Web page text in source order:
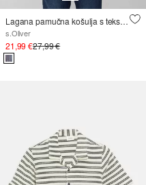
Lagana pamučna košulja s teksturom i printom po cijeloj površini
s.Oliver
21,99 €27,99 €